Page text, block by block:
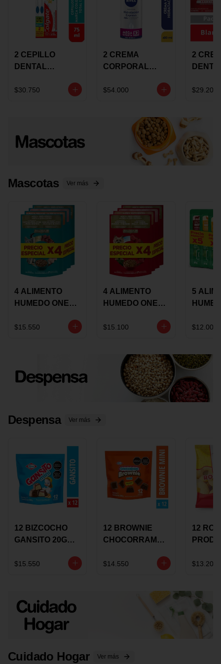
2 CEPILLO
DENTAL
+CREMA
$30.750
2 CREMA
CORPORAL
EXPRESS
OFERTA
$54.000
2
$29.200
Mascotas Ver más
4 ALIMENTO
HUMEDO ONE
85 GRS
$15.550
4 ALIMENTO
HUMEDO ONE
85 GRS
$15.100
5
$12.000
Despensa Ver más
12 BIZCOCHO
GANSITO 20G
MERMELADA
$15.550
12 BROWNIE
CHOCORRAMO
X 20 GRS
$14.550
12
X 15
$13.200
Cuidado Hogar Ver más